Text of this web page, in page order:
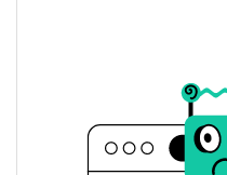
открытия / закрытия
Вчерашнее изменение